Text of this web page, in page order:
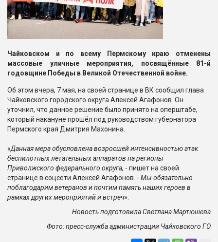
Чайковском и по всему Пермскому краю отменены
массовые уличные мероприятия, посвящённые 81-й
годовщине Победы в Великой Отечественной войне.
Об этом вчера, 7 мая, на своей странице в ВК сообщил глава
Чайковского городского округа Алексей Агафонов. Он
уточнил, что данное решение было принято на оперштабе,
который накануне прошёл под руководством губернатора
Пермского края Дмитрия Махонина.
«Данная мера обусловлена возросшей интенсивностью атак
беспилотных летательных аппаратов на регионы
Приволжского федерального округа, - пишет на своей
странице в соцсети Алексей Агафонов. - Мы обязательно
поблагодарим ветеранов и почтим память наших героев в
рамках других мероприятий и встреч».
Новость подготовила Светлана Мартюшева
Фото: пресс-служба администрации Чайковского ГО